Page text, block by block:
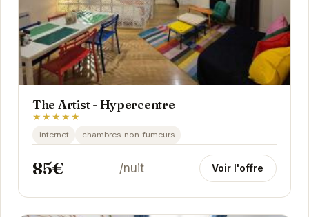
The Artist - Hypercentre
★★★★★
internet chambres-non-fumeurs
85€ /nuit Voir l'offre